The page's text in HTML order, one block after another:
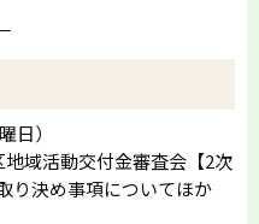
日）
域活動交付金審査会【2次
り決め事項についてほか